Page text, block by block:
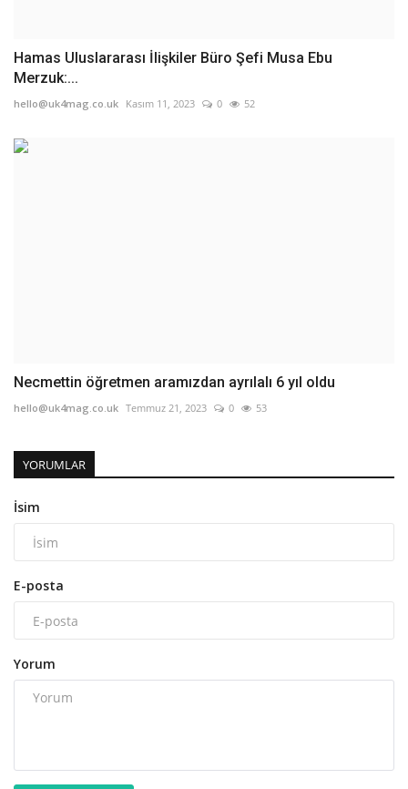
Hamas Uluslararası İlişkiler Büro Şefi Musa Ebu
Merzuk:...
hello@uk4mag.co.uk Kasım 11, 2023 0 52
Necmettin öğretmen aramızdan ayrılalı 6 yıl oldu
hello@uk4mag.co.uk Temmuz 21, 2023 0 53
YORUMLAR
İsim
E-posta
Yorum